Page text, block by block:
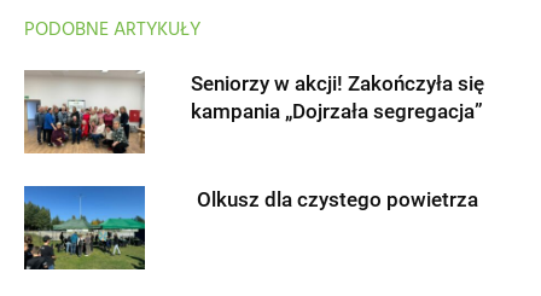
PODOBNE ARTYKUŁY
Seniorzy w akcji! Zakończyła się
kampania „Dojrzała segregacja”
Olkusz dla czystego powietrza